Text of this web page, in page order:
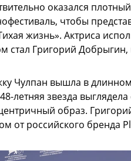
оказался
чтобы
жизнь». Актриса
стал Григорий
Чулпан вышла в
летняя звезда
образ.
от российского бренда